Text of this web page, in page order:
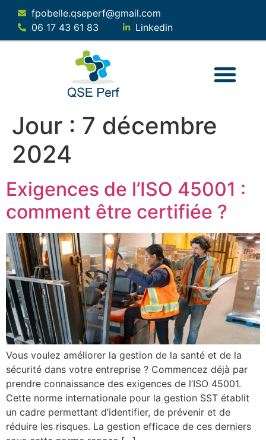
fpobelle.qseperf@gmail.com
06 17 43 61 83
Linkedin
Jour : 7 décembre
2024
Exigences de l’ISO 45001 :
comment être certifiée ?
Vous voulez améliorer la gestion de la santé et de la
sécurité dans votre entreprise ? Commencez déjà par
prendre connaissance des exigences de l’ISO 45001.
Cette norme internationale pour la gestion SST établit
un cadre permettant d’identifier, de prévenir et de
réduire les risques. La gestion efficace de ces derniers